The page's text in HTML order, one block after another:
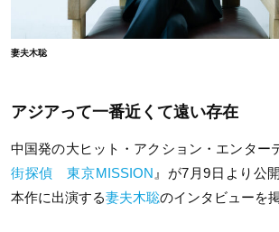
妻夫木聡
アジアって一番近くて遠い存在
中国発の大ヒット・アクション・エンター
街探偵 東京MISSION 』が7月9日より公
本作に出演する妻夫木聡のインタビューを